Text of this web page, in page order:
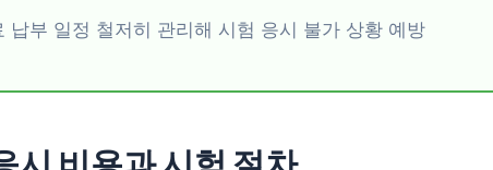
납부 일정 철저히 관리해 시험 응시 불가 상황 예방